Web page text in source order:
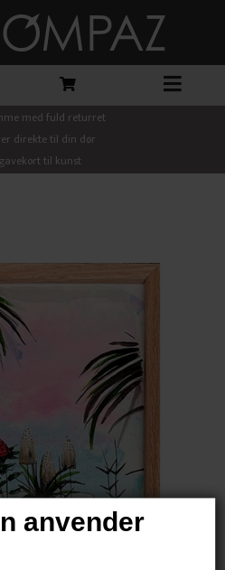
anvender
med fuld returret
direkte til din dør
til kunst